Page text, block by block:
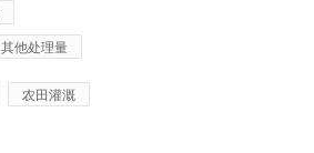
其他处理量
农田灌溉